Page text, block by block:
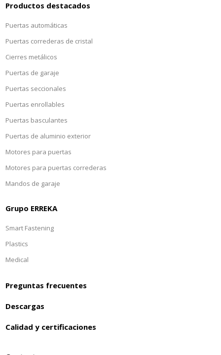
Productos destacados
Puertas automáticas
Puertas correderas de cristal
Cierres metálicos
Puertas de garaje
Puertas seccionales
Puertas enrollables
Puertas basculantes
Puertas de aluminio exterior
Motores para puertas
Motores para puertas correderas
Mandos de garaje
Grupo ERREKA
Smart Fastening
Plastics
Medical
Preguntas frecuentes
Descargas
Calidad y certificaciones